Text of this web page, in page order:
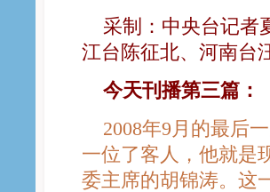
采制：中央台记者
江台陈征北、河南台
今天刊播第三篇：
2008年9月的最后
一位了客人，他就是
委主席的胡锦涛。这